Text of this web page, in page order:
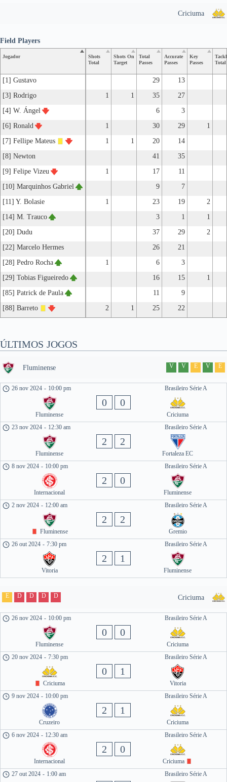
Criciuma
Jogador
Shots
Total
Shots On
Target
Total
Passes
Accurate
Passes
Key
Passes
Total
[1] Gustavo 29
13
[3] Rodrigo
1 1 35
27
[4] W. Ángel
6
3
[6] Ronald
1 30 29
1
[7] Fellipe Mateus
1 1 20
14
[8] Newton
41
35
[9] Felipe Vizeu
1 17
11
[10] Marquinhos Gabriel
9
7
[11] Y. Bolasie
1 23 19
2
[14] M. Trauco
3 1
1
[20] Dudu
37 29
2
[22] Marcelo Hermes
26
21
[28] Pedro Rocha
1 6
3
[29] Tobias Figueiredo
16 15
1
[85] Patrick de Paula
11
9
[88] Barreto
2 1 25 22
Field Players
ÚLTIMOS JOGOS
Fluminense V V E V E
Brasileiro Série A
26 nov 2024 - 10:00 pm
Fluminense
0 0
Criciuma
Brasileiro Série A
23 nov 2024 - 12:30 am
Fluminense
2 2
Fortaleza EC
Brasileiro Série A
8 nov 2024 - 10:00 pm
Internacional
2 0
Fluminense
Brasileiro Série A
2 nov 2024 - 12:00 am
Fluminense
2 2
Gremio
Brasileiro Série A
26 out 2024 - 7:30 pm
Vitoria
2 1
Fluminense
Criciuma
E D D D D
Brasileiro Série A
26 nov 2024 - 10:00 pm
Fluminense
0 0
Criciuma
Brasileiro Série A
20 nov 2024 - 7:30 pm
Criciuma
0 1
Vitoria
Brasileiro Série A
9 nov 2024 - 10:00 pm
Cruzeiro
2 1
Criciuma
Brasileiro Série A
6 nov 2024 - 12:30 am
Internacional
2 0
Criciuma
Brasileiro Série A
27 out 2024 - 1:00 am